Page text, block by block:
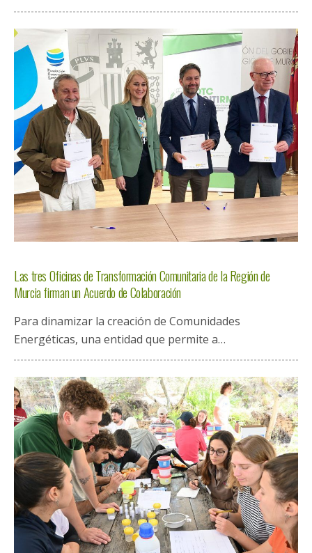
Las tres Oficinas de Transformación Comunitaria de la Región de
Murcia firman un Acuerdo de Colaboración
Para dinamizar la creación de Comunidades
Energéticas, una entidad que permite a…